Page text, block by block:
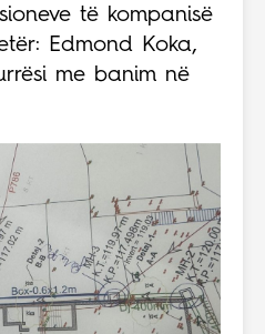
të kompanisë
Edmond Koka,
me banim në